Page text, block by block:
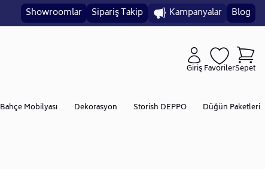
Showroomlar Sipariş Takip Kampanyalar Blog
GirişFavorilerSepet
Bahçe Mobilyası Dekorasyon Storish DEPPO Düğün Paketleri